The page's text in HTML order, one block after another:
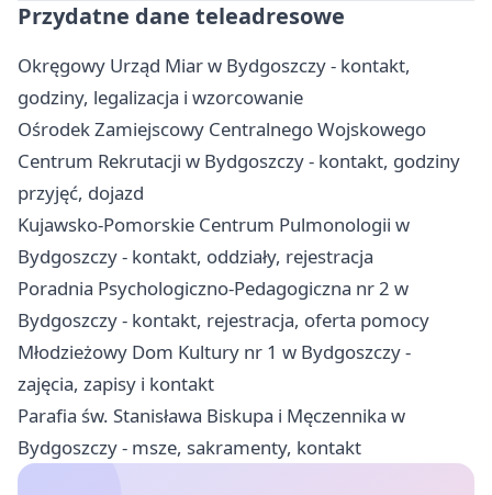
Przydatne dane teleadresowe
Okręgowy Urząd Miar w Bydgoszczy - kontakt,
godziny, legalizacja i wzorcowanie
Ośrodek Zamiejscowy Centralnego Wojskowego
Centrum Rekrutacji w Bydgoszczy - kontakt, godziny
przyjęć, dojazd
Kujawsko-Pomorskie Centrum Pulmonologii w
Bydgoszczy - kontakt, oddziały, rejestracja
Poradnia Psychologiczno-Pedagogiczna nr 2 w
Bydgoszczy - kontakt, rejestracja, oferta pomocy
Młodzieżowy Dom Kultury nr 1 w Bydgoszczy -
zajęcia, zapisy i kontakt
Parafia św. Stanisława Biskupa i Męczennika w
Bydgoszczy - msze, sakramenty, kontakt